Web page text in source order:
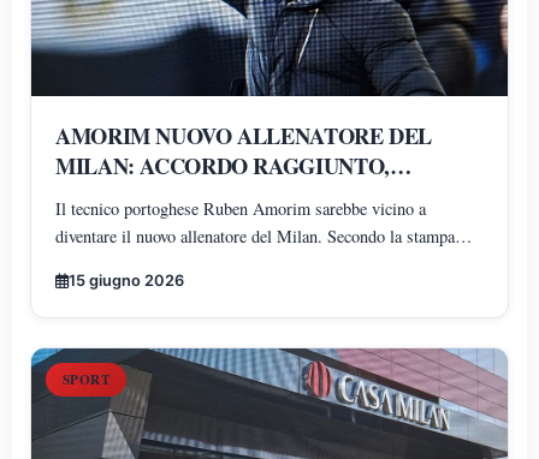
AMORIM NUOVO ALLENATORE DEL
MILAN: ACCORDO RAGGIUNTO,
PRONTO UN BIENNALE
Il tecnico portoghese Ruben Amorim sarebbe vicino a
diventare il nuovo allenatore del Milan. Secondo la stampa
per una terza stagione e bonus legati ai risultati
15 giugno 2026
SPORT